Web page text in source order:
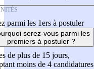
parmi les 1ers à postuler
serez-vous parmi les
premiers à postuler ?
de plus de 15 jours,
moins de 4 candidatures